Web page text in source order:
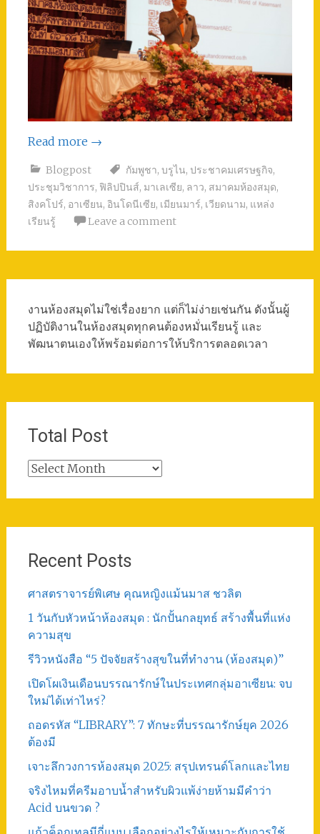
Read more →
Blogpost กัมพูชา, บรูไน, ประชาคมเศรษฐกิจ,
ประชุมวิชาการ, ฟิลิปปินส์, มาเลเซีย, ลาว, สมาคมห้องสมุด,
สิงคโปร์, อาเซียน, อินโดนีเซีย, เมียนมาร์, เวียดนาม, แหล่ง
เรียนรู้
Leave a comment
งานห้องสมุดไม่ใช่เรื่องยาก แต่ก็ไม่ง่ายเช่นกัน ดังนั้นผู้
ปฏิบัติงานในห้องสมุดทุกคนต้องหมั่นเรียนรู้ และ
พัฒนาตนเองให้พร้อมต่อการให้บริการตลอดเวลา
Total Post
Total
Recent Posts
ศาสตราจารย์พิเศษ คุณหญิงแม้นมาส ชวลิต
1 วันกับหัวหน้าห้องสมุด : นักปั้นกลยุทธ์ สร้างพื้นที่แห่ง
ความสุข
รีวิวหนังสือ “5 ปัจจัยสร้างสุขในที่ทำงาน (ห้องสมุด)”
เปิดโผเงินเดือนบรรณารักษ์ในประเทศกลุ่มอาเซียน: จบ
ใหม่ได้เท่าไหร่?
ถอดรหัส “LIBRARY”: 7 ทักษะที่บรรณารักษ์ยุค 2026
ต้องมี
เจาะลึกวงการห้องสมุด 2025: สรุปเทรนด์โลกและไทย
จริงไหมที่ครีมอาบน้ำสำหรับผิวแพ้ง่ายห้ามมีคำว่า
Acid บนขวด ?